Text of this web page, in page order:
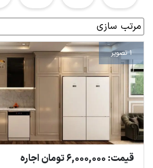
1 تصویر
قیمت: 6,000,000 تومان اجاره